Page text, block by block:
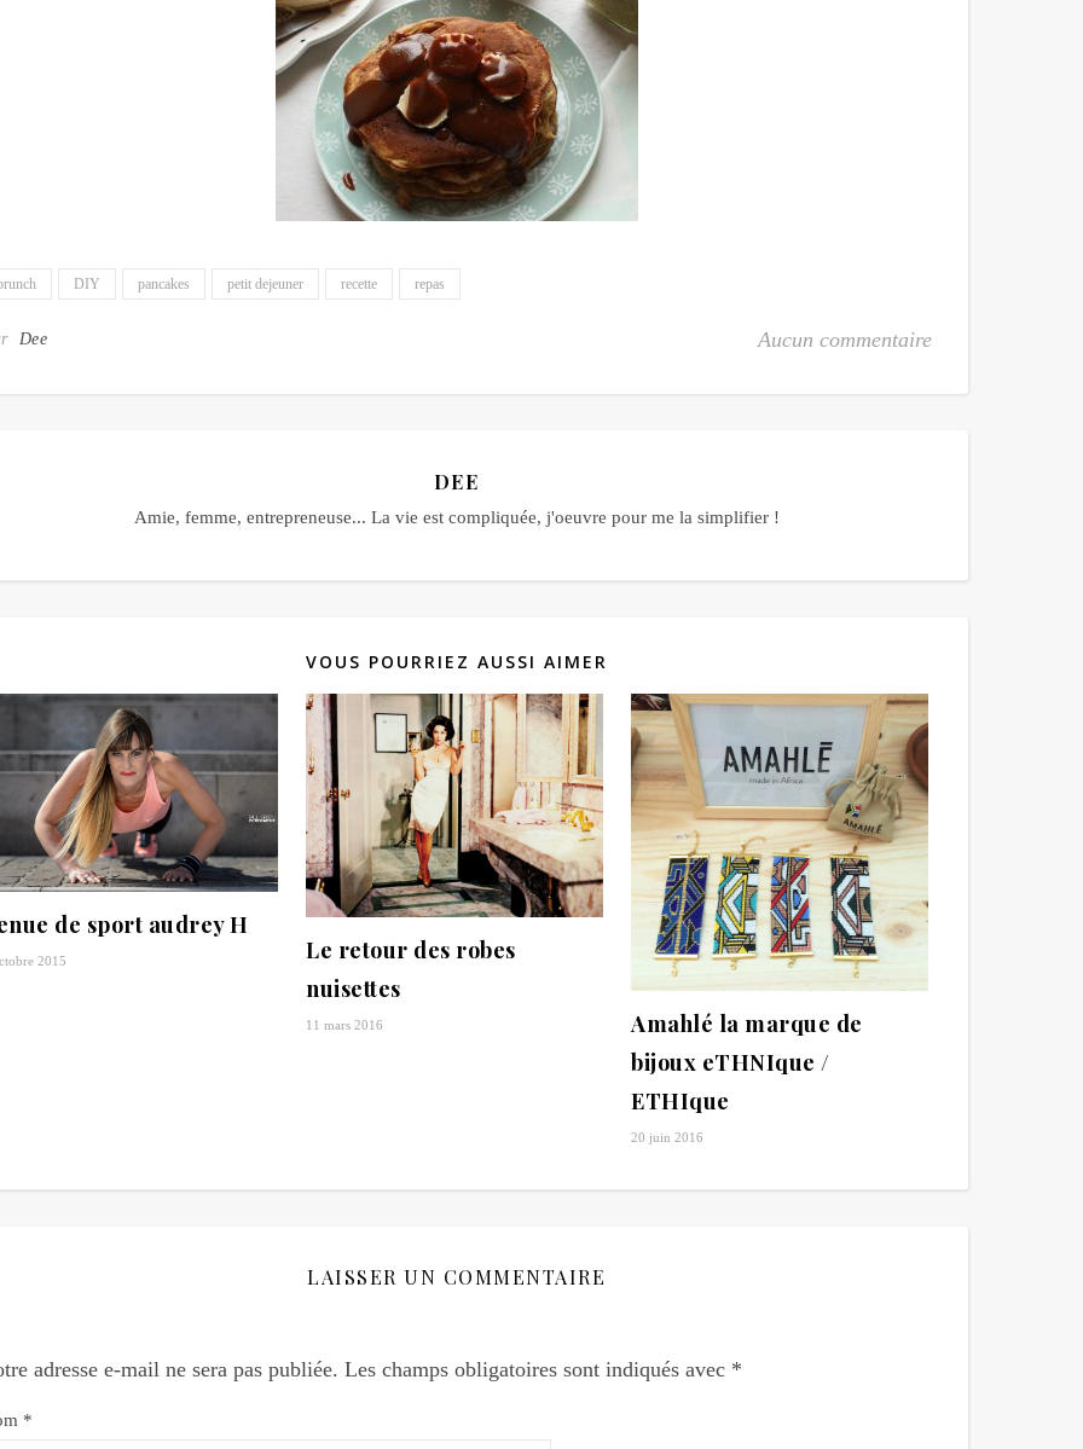
DIY pancakes petit dejeuner recette repas
Dee Aucun commentaire
DEE
Amie, femme, entrepreneuse... La vie est compliquée, j'oeuvre pour me la simplifier !
VOUS POURRIEZ AUSSI AIMER
de sport audrey H
2015
Le retour des robes
nuisettes
11 mars 2016
Amahlé la marque de
bijoux eTHNIque /
ETHIque
20 juin 2016
LAISSER UN COMMENTAIRE
adresse e-mail ne sera pas publiée. Les champs obligatoires sont indiqués avec *
*